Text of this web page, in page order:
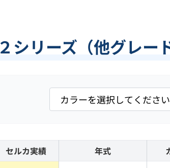
２シリーズ（他グレー
セルカ実績 年式